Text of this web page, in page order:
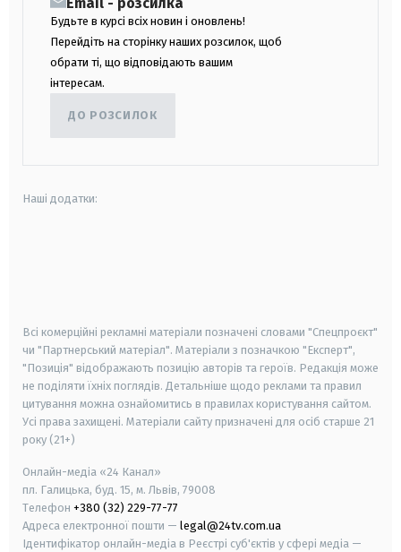
Будьте в курсі всіх новин і оновлень!
Перейдіть на сторінку наших розсилок, щоб
обрати ті, що відповідають вашим
інтересам.
ДО РОЗСИЛОК
Наші додатки:
Всі комерційні рекламні матеріали позначені словами "Спецпроєкт"
чи "Партнерський матеріал". Матеріали з позначкою "Експерт",
"Позиція" відображають позицію авторів та героїв. Редакція може
не поділяти їхніх поглядів. Детальніше щодо реклами та правил
цитування можна ознайомитись в правилах користування сайтом.
Усі права захищені. Матеріали сайту призначені для осіб старше 21
року (21+)
Онлайн-медіа «24 Канал»
пл. Галицька, буд. 15, м. Львів, 79008
Телефон +380 (32) 229-77-77
Адреса електронної пошти — legal@24tv.com.ua
Ідентифікатор онлайн-медіа в Реєстрі суб'єктів у сфері медіа —